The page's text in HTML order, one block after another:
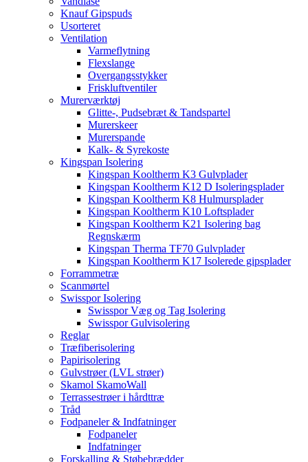
Knauf Gipspuds
Usorteret
Ventilation
Varmeflytning
Flexslange
Overgangsstykker
Friskluftventiler
Murerværktøj
Glitte-, Pudsebræt & Tandspartel
Murerskeer
Murerspande
Kalk- & Syrekoste
Kingspan Isolering
Kingspan Kooltherm K3 Gulvplader
Kingspan Kooltherm K12 D Isoleringsplader
Kingspan Kooltherm K8 Hulmursplader
Kingspan Kooltherm K10 Loftsplader
Kingspan Kooltherm K21 Isolering bag
Regnskærm
Kingspan Therma TF70 Gulvplader
Kingspan Kooltherm K17 Isolerede gipsplader
Forrammetræ
Scanmørtel
Swisspor Isolering
Swisspor Væg og Tag Isolering
Swisspor Gulvisolering
Reglar
Træfiberisolering
Papirisolering
Gulvstrøer (LVL strøer)
Skamol SkamoWall
Terrassestrøer i hårdttræ
Tråd
Fodpaneler & Indfatninger
Fodpaneler
Indfatninger
Forskalling & Støbebrædder